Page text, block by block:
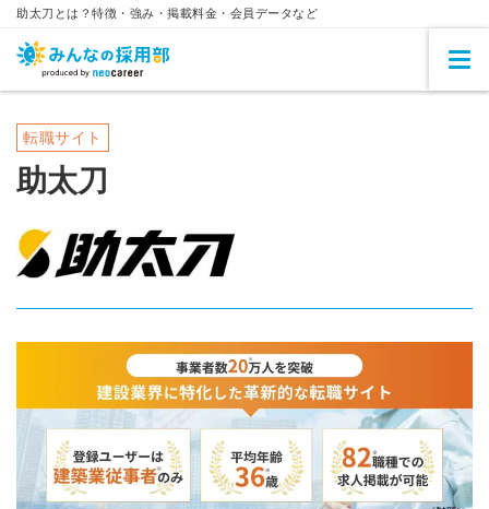
助太刀とは？特徴・強み・掲載料金・会員データなど
転職サイト
助太刀